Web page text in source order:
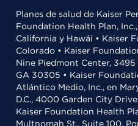
Planes de salud de Kaiser
Foundation Health Plan,
California y Hawái • Kaiser
Colorado • Kaiser
Nine Piedmont Center,
GA 30305 • Kaiser
Atlántico Medio, Inc., en
D.C., 4000 Garden City
Kaiser Foundation Health
Multnomah St., Suite 100,